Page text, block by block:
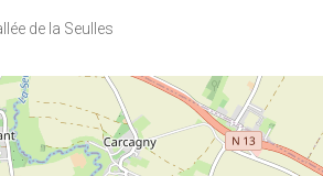
de la Seulles